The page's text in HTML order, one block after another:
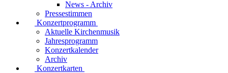
News - Archiv
Pressestimmen
Konzertprogramm
Aktuelle Kirchenmusik
Jahresprogramm
Konzertkalender
Archiv
Konzertkarten